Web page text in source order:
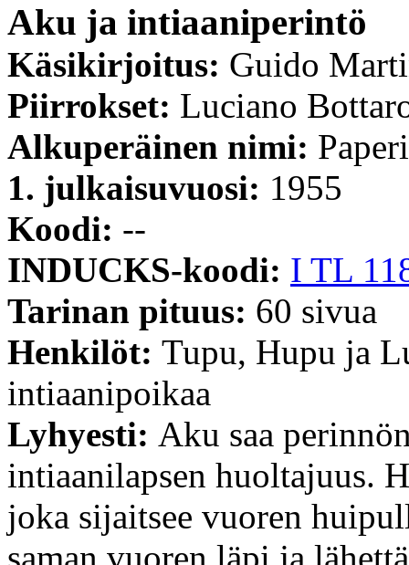
Aku ja intiaaniperintö
Käsikirjoitus: Guido
Piirrokset: Luciano
Alkuperäinen nimi:
1. julkaisuvuosi: 1955
Koodi: --
INDUCKS-koodi: I TL
Tarinan pituus: 60 sivua
Henkilöt: Tupu, Hupu ja
intiaanipoikaa
Lyhyesti: Aku saa
intiaanilapsen huoltajuus.
joka sijaitsee vuoren
saman vuoren läpi ja